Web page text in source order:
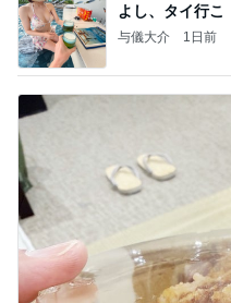
よし、タイ行こ
与儀大介 1日前